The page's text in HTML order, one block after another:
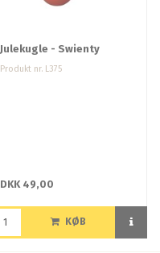
Julekugle - Swienty
Produkt nr. L375
DKK 49,00
KØB